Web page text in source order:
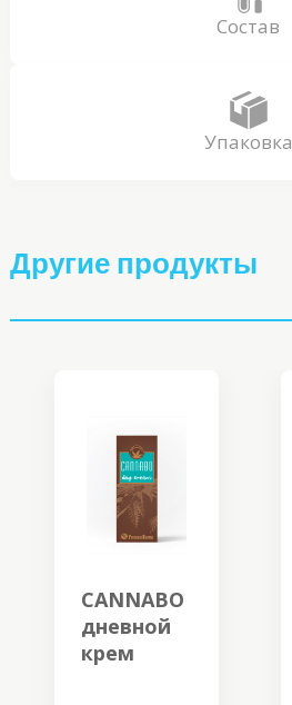
Состав
Упаковка
Другие продукты
CANNABO
дневной
крем